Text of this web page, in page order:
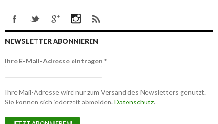
NEWSLETTER ABONNIEREN
Ihre E-Mail-Adresse eintragen *
Ihre Mail-Adresse wird nur zum Versand des Newsletters genutzt.
Sie können sich jederzeit abmelden. Datenschutz.